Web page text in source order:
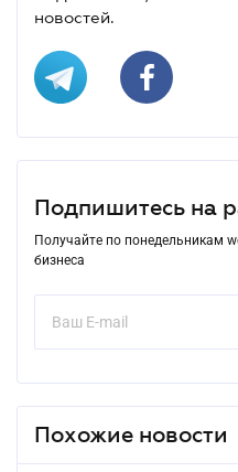
новостей.
Подпишитесь на
Получайте по понедельникам
бизнеса
Похожие новости